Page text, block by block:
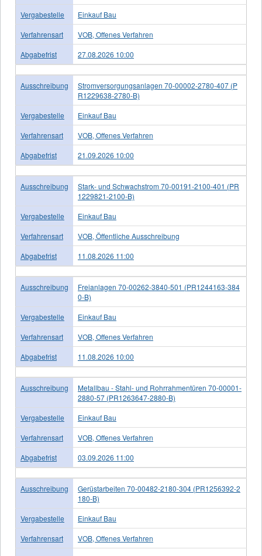
Vergabestelle
Einkauf Bau
Verfahrensart
VOB, Offenes Verfahren
Abgabefrist
27.08.2026 10:00
Ausschreibung
Stromversorgungsanlagen 70-00002-2780-407 (P
R1229638-2780-B)
Vergabestelle
Einkauf Bau
Verfahrensart
VOB, Offenes Verfahren
Abgabefrist
21.09.2026 10:00
Ausschreibung
Stark- und Schwachstrom 70-00191-2100-401 (PR
1229821-2100-B)
Vergabestelle
Einkauf Bau
Verfahrensart
VOB, Öffentliche Ausschreibung
Abgabefrist
11.08.2026 11:00
Ausschreibung
Freianlagen 70-00262-3840-501 (PR1244163-384
0-B)
Vergabestelle
Einkauf Bau
Verfahrensart
VOB, Offenes Verfahren
Abgabefrist
11.08.2026 10:00
Ausschreibung
Metallbau - Stahl- und Rohrrahmentüren 70-00001-
2880-57 (PR1263647-2880-B)
Vergabestelle
Einkauf Bau
Verfahrensart
VOB, Offenes Verfahren
Abgabefrist
03.09.2026 11:00
Ausschreibung
Gerüstarbeiten 70-00482-2180-304 (PR1256392-2
180-B)
Vergabestelle
Einkauf Bau
Verfahrensart
VOB, Offenes Verfahren